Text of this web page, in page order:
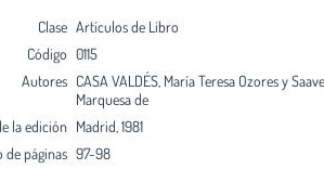
Clase Artículos de Libro
Código 0115
Autores CASA VALDÉS, María Teresa Ozores y
Marquesa de
la edición Madrid, 1981
de páginas 97-98